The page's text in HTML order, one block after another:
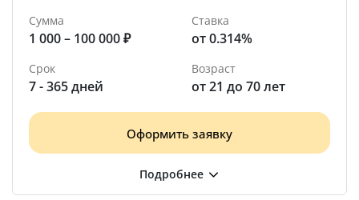
Сумма
1 000 – 100 000 ₽
Ставка
от 0.314%
Срок
7 - 365 дней
Возраст
от 21 до 70 лет
Оформить заявку